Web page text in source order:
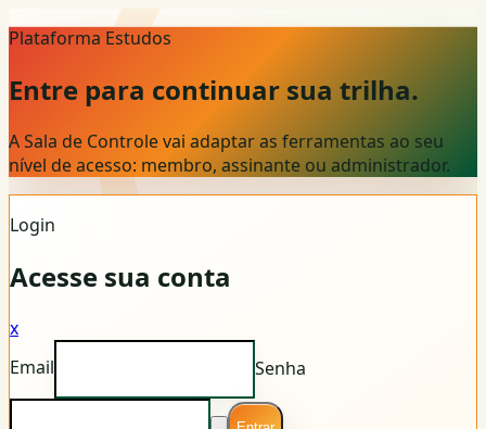
Plataforma Estudos
Entre para continuar sua trilha.
A Sala de Controle vai adaptar as ferramentas ao seu
nível de acesso: membro, assinante ou administrador.
Login
Acesse sua conta
x
Email
Senha